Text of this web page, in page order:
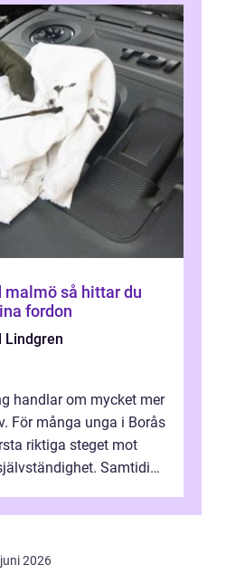
hittar du
fordon
Lindgren
handlar om mycket mer
För många unga i Borås
riktiga steget mot
Samtidigt
2026